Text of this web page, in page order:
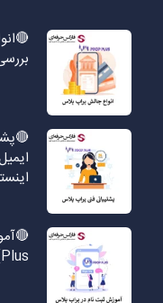
Plus) – سه مرحله تا ورود به پنل کاربری🔴